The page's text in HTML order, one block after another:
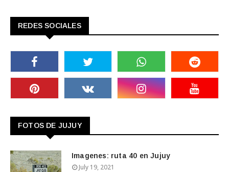
REDES SOCIALES
FOTOS DE JUJUY
Imagenes: ruta 40 en Jujuy
July 19, 2021